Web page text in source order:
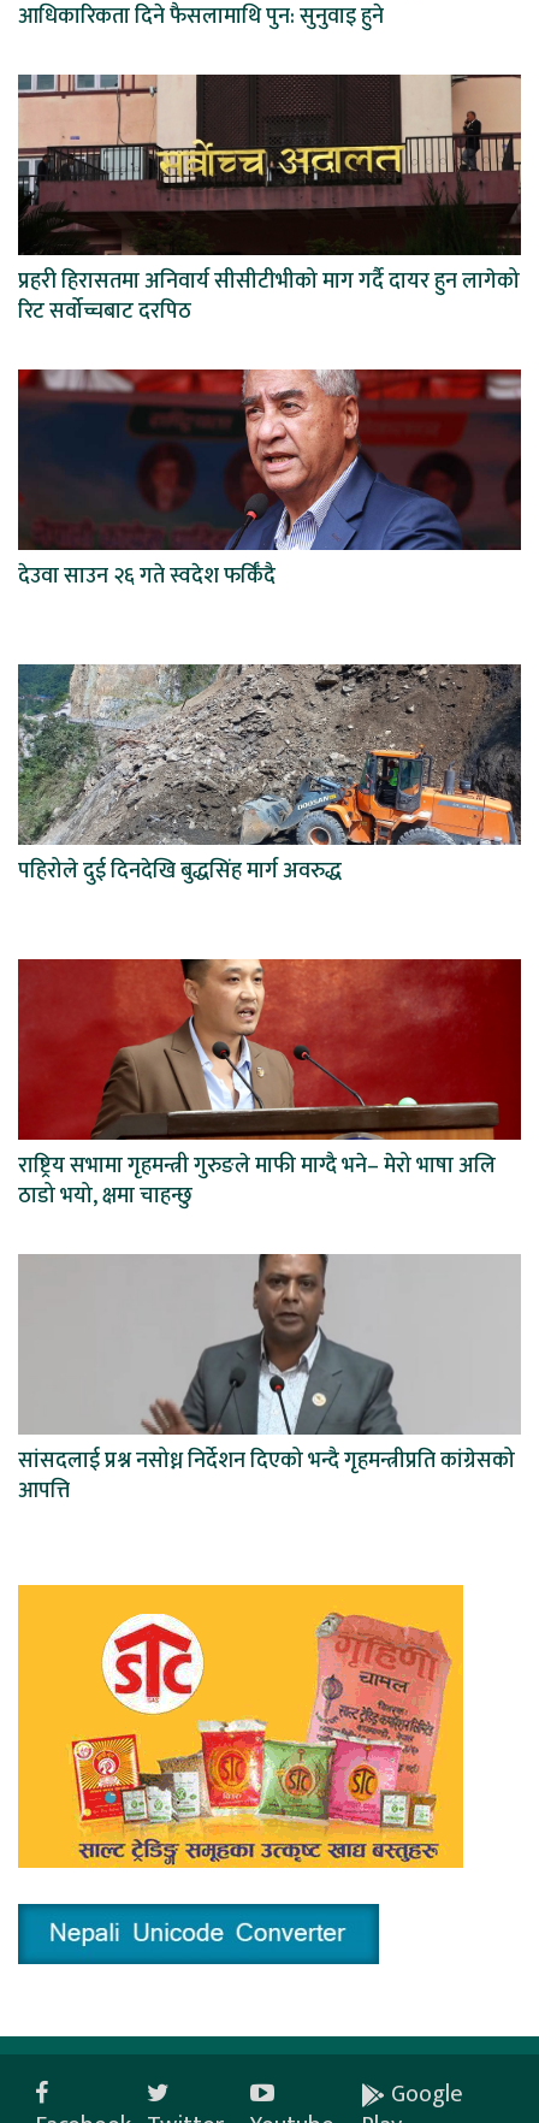
आधिकारिकता दिने फैसलामाथि पुन: सुनुवाइ हुने
प्रहरी हिरासतमा अनिवार्य सीसीटीभीको माग गर्दै दायर हुन लागेको
रिट सर्वोच्चबाट दरपिठ
देउवा साउन २६ गते स्वदेश फर्किँदै
पहिरोले दुई दिनदेखि बुद्धसिंह मार्ग अवरुद्ध
राष्ट्रिय सभामा गृहमन्त्री गुरुङले माफी माग्दै भने– मेरो भाषा अलि
ठाडो भयो, क्षमा चाहन्छु
सांसदलाई प्रश्न नसोध्न निर्देशन दिएको भन्दै गृहमन्त्रीप्रति कांग्रेसको
आपत्ति
Google